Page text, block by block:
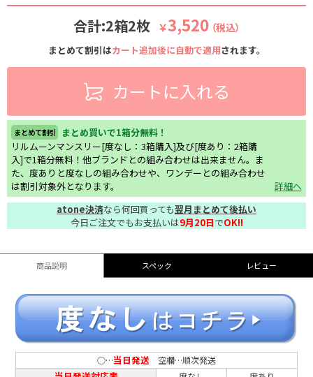
合計:2箱2枚 ￥3,520 （税込）
まとめて割引はカート追加後に自動で適用されます。
カートに入れる
まとめて割引
まとめ買いで1箱分無料！
リルムーンマンスリー[度なし：3箱購入]及び[度あり：2箱購
入]で1箱分無料！他ブランドとの組み合わせは出来ません。ま
た、度ありと度なしの組み合わせや、ワンデーとの組み合わせ
は割引対象外となります。
詳細へ
atone決済なら何回買っても翌月まとめて後払い
今日ご注文でもお支払いは9月20日でOK!!
商品説明 スペック レビュー
○…当日発送 空欄…順次発送